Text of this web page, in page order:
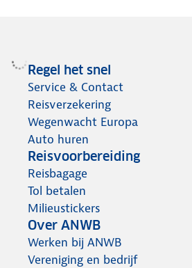
Regel het snel
Service & Contact
Reisverzekering
Wegenwacht Europa
Auto huren
Reisvoorbereiding
Reisbagage
Tol betalen
Milieustickers
Over ANWB
Werken bij ANWB
Vereniging en bedrijf